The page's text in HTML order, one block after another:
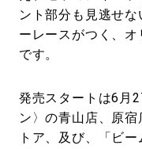
ント部分も見逃せ
ーレースがつく、
です。
発売スタートは6月
ン〉の青山店、原
トア、及び、「ビ